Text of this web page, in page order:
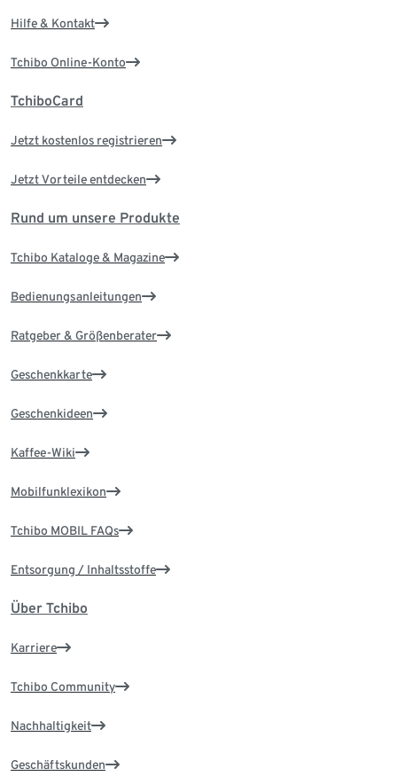
Hilfe & Kontakt
Tchibo Online-Konto
TchiboCard
Jetzt kostenlos registrieren
Jetzt Vorteile entdecken
Rund um unsere Produkte
Tchibo Kataloge & Magazine
Bedienungsanleitungen
Ratgeber & Größenberater
Geschenkkarte
Geschenkideen
Kaffee-Wiki
Mobilfunklexikon
Tchibo MOBIL FAQs
Entsorgung / Inhaltsstoffe
Über Tchibo
Karriere
Tchibo Community
Nachhaltigkeit
Geschäftskunden